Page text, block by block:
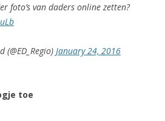
foto’s van daders online zetten?
(@ED_Regio) January 24, 2016
toe